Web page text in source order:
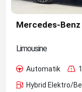
Mercedes-
Limousine
Automatik
Hybrid Elektro/